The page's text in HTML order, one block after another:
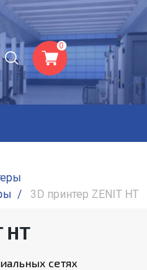
0
/ 3D принтер ZENIT HT
HT
сетях